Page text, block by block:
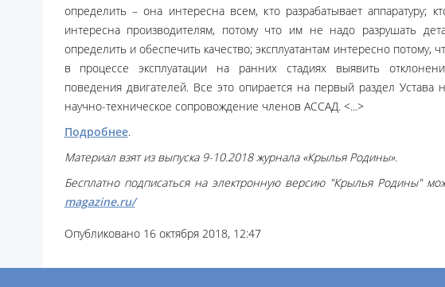
определить – она интересна всем, кто разрабатывает аппаратуру;
интересна производителям, потому что им не надо разрушать
определить и обеспечить качество; эксплуатантам интересно потому,
в процессе эксплуатации на ранних стадиях выявить
поведения двигателей. Все это опирается на первый раздел Устава
научно-техническое сопровождение членов АССАД. <...>
Подробнее.
Материал взят из выпуска 9-10.2018 журнала «Крылья Родины».
Бесплатно подписаться на электронную версию "Крылья Родины"
magazine.ru/
Опубликовано 16 октября 2018, 12:47